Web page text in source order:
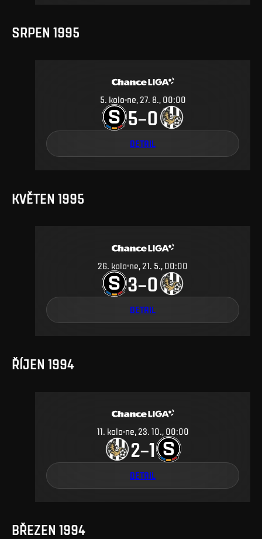
SRPEN 1995
5. kolo ne, 27. 8., 00:00
5–0
DETAIL
KVĚTEN 1995
26. kolo ne, 21. 5., 00:00
3–0
DETAIL
ŘÍJEN 1994
11. kolo ne, 23. 10., 00:00
2–1
DETAIL
BŘEZEN 1994